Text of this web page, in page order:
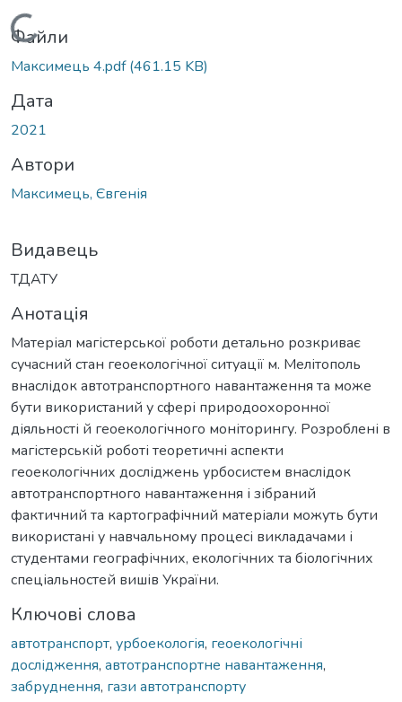
Вантажиться...
Файли
Максимець 4.pdf(461.15 KB)
Дата
2021
Автори
Максимець, Євгенія
Видавець
ТДАТУ
Анотація
Матеріал магістерської роботи детально розкриває
сучасний стан геоекологічної ситуації м. Мелітополь
внаслідок автотранспортного навантаження та може
бути використаний у сфері природоохоронної
діяльності й геоекологічного моніторингу. Розроблені в
магістерській роботі теоретичні аспекти
геоекологічних досліджень урбосистем внаслідок
автотранспортного навантаження і зібраний
фактичний та картографічний матеріали можуть бути
використані у навчальному процесі викладачами і
студентами географічних, екологічних та біологічних
спеціальностей вишів України.
Ключові слова
автотранспорт, урбоекологія, геоекологічні
дослідження, автотранспортне навантаження,
забруднення, гази автотранспорту